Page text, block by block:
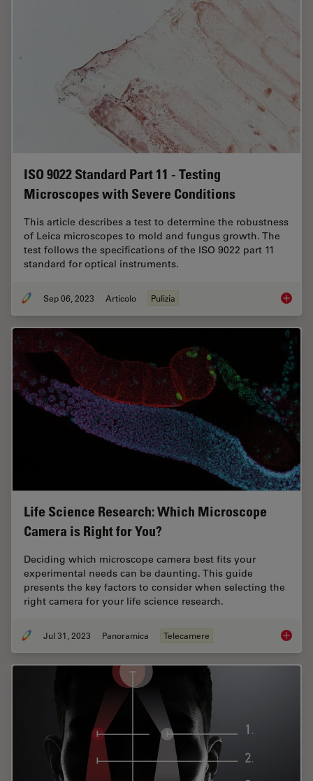
ISO 9022 Standard Part 11 - Testing
Microscopes with Severe Conditions
This article describes a test to determine the robustness
of Leica microscopes to mold and fungus growth. The
test follows the specifications of the ISO 9022 part 11
standard for optical instruments.
Sep 06, 2023 Articolo Pulizia ISO
Life Science Research: Which Microscope
Camera is Right for You?
Deciding which microscope camera best fits your
experimental needs can be daunting. This guide
presents the key factors to consider when selecting the
right camera for your life science research.
Jul 31, 2023 Panoramica Telecamere Life